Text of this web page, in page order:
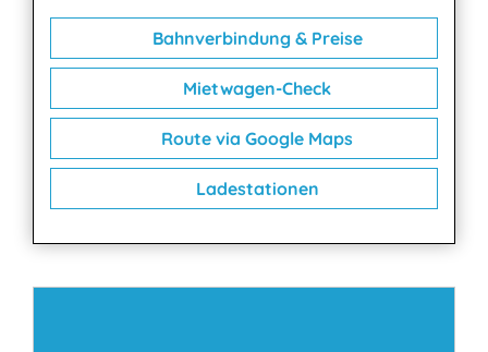
Bahnverbindung & Preise
Mietwagen-Check
Route via Google Maps
Ladestationen